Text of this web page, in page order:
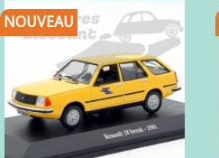
NOUVEAU